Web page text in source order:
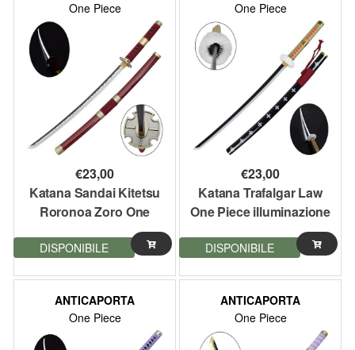
One Piece
€23,00
Katana Sandai Kitetsu
Roronoa Zoro One
Piece illuminazione led
DISPONIBILE
One Piece
€23,00
Katana Trafalgar Law
One Piece illuminazione
DISPONIBILE
ANTICAPORTA
One Piece
ANTICAPORTA
One Piece